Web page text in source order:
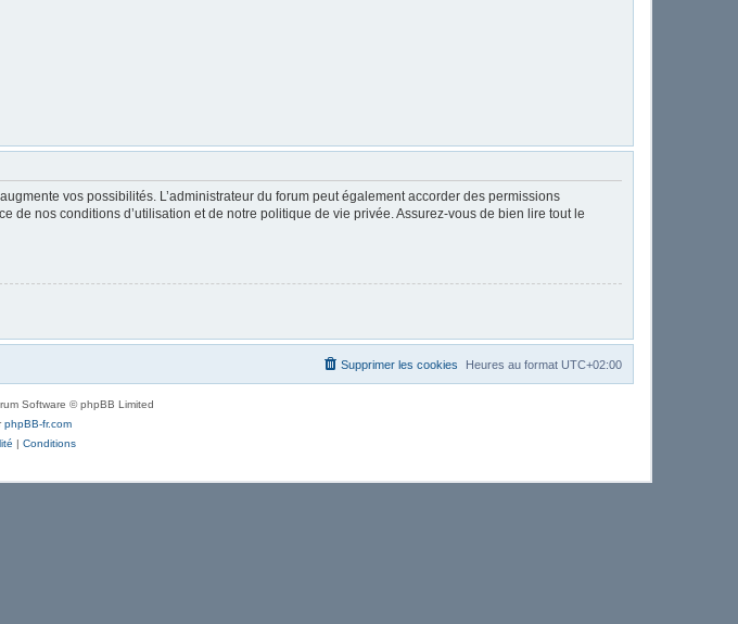
vos possibilités. L’administrateur du forum peut également accorder des permissions
de nos conditions d’utilisation et de notre politique de vie privée. Assurez-vous de bien lire tout le
Heures au format UTC+02:00
Supprimer les cookies
Software © phpBB Limited
phpBB-fr.com
| Conditions